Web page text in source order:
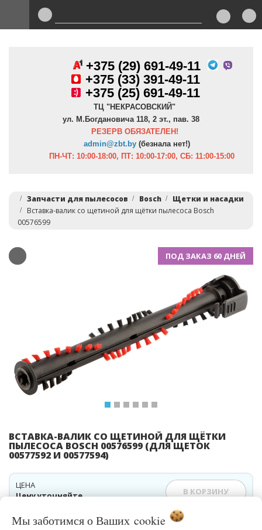
+375 (29) 691-49-11
+375 (33) 391-49-11
+375 (25) 691-49-11
ТЦ "НЕКРАСОВСКИЙ"
ул. М.Богдановича 118, 2 эт., пав. 38
РЕЗЕРВ ОБЯЗАТЕЛЕН!
admin@zbt.by (безнала нет!)
ПН-ЧТ: 10:00-18:00, ПТ: 10:00-17:00, СБ: 11:00-15:00
Запчасти для пылесосов Bosch
Щетки и насадки
Вставка-валик со щетиной для щётки пылесоса Bosch
00576599
ПОД ЗАКАЗ 60 ДНЕЙ
ВСТАВКА-ВАЛИК СО ЩЕТИНОЙ ДЛЯ ЩЁТКИ
ПЫЛЕСОСА BOSCH 00576599 (ДЛЯ ЩЕТОК
00577592 И 00577594)
Цену уточняйте
ЦЕНА
В КОРЗИНУ
БЫСТРЫЙ ЗАКАЗ
Мы заботимся о Ваших cookie